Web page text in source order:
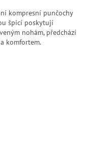
kompresní punčochy
špicí poskytují
nohám, předchází
komfortem.